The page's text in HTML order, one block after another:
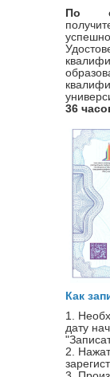
По
36
Как
1.
дату
2.